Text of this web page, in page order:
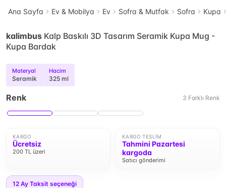
Ana Sayfa Ev & Mobilya Ev Sofra & Mutfak Sofra Kupa
kalimbus Kalp Baskılı 3D Tasarım Seramik Kupa Mug -
Kupa Bardak
Materyal
Seramik
Hacim
325 ml
Renk 3 Farklı Renk
KARGO
Ücretsiz
200 TL üzeri
KARGO TESLIM
Tahmini Pazartesi
kargoda
Satıcı gönderimi
12 Ay Taksit seçeneği